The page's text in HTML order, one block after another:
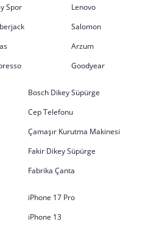
Spor
Lenovo
Salomon
Arzum
Goodyear
Bosch Dikey Süpürge
Cep Telefonu
Çamaşır Kurutma Makinesi
Fakir Dikey Süpürge
Fabrika Çanta
iPhone 17 Pro
iPhone 13